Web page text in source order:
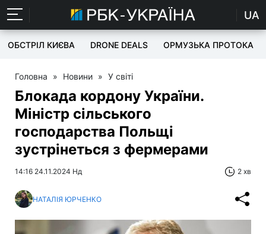
UA
ОБСТРІЛ КИЄВА DRONE DEALS ОРМУЗЬКА ПРОТОКА
Головна » Новини » У світі
Блокада кордону України.
Міністр сільського
господарства Польщі
зустрінеться з фермерами
14:16 24.11.2024 Нд 2 хв
НАТАЛІЯ ЮРЧЕНКО